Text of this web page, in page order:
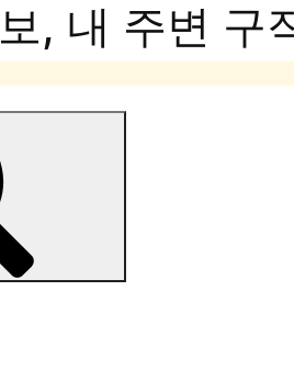
, 내 주변 구